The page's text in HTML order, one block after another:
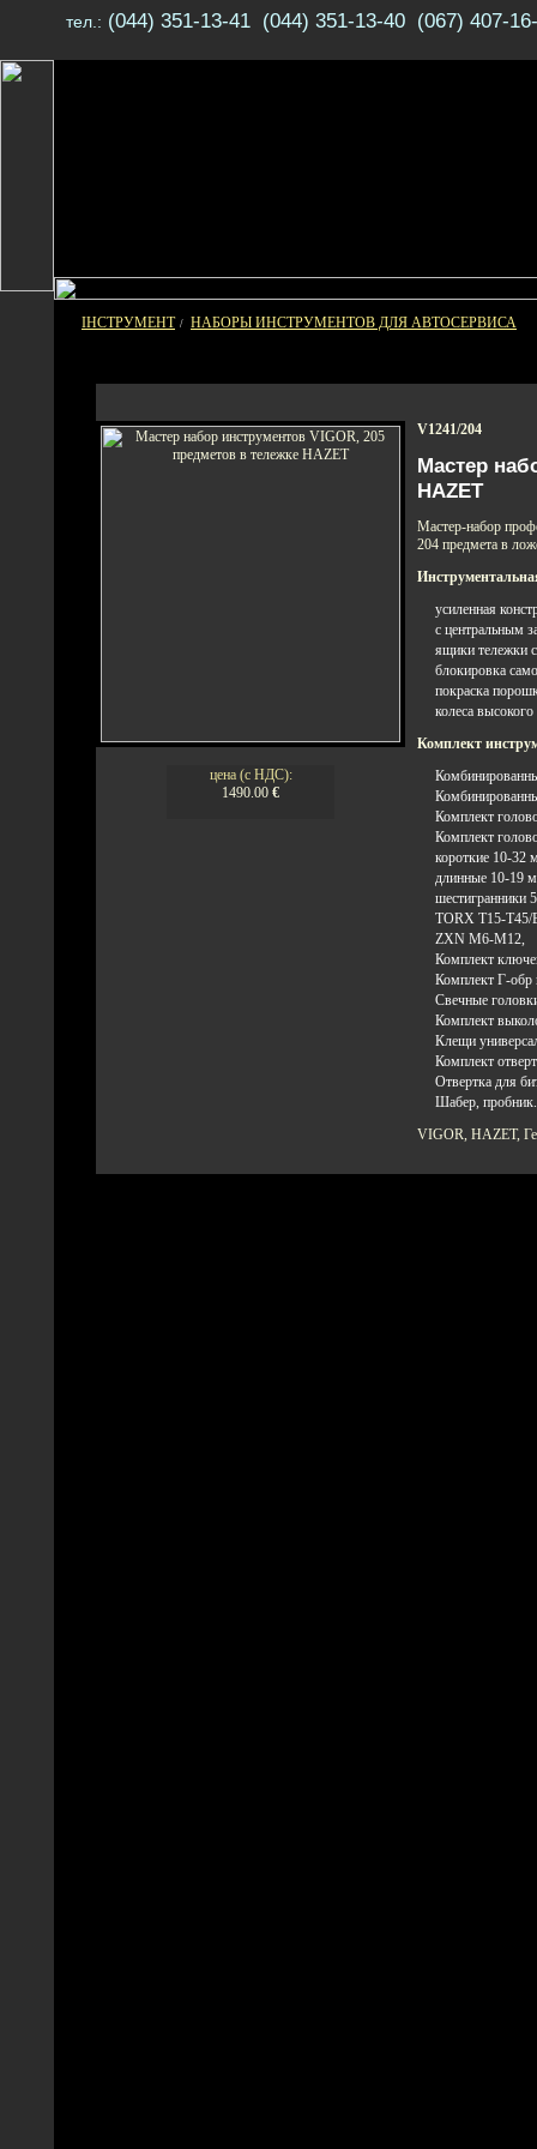
тел.: (044) 351-13-41 (044) 351-13-40 (067) 407-
ІНСТРУМЕНТ / НАБОРЫ ИНСТРУМЕНТОВ ДЛЯ АВТОСЕРВИСА
цена (с НДС):
1490.00 €
V1241/204
Мастер
HAZET
Мастер-набор
204 предмета в
усиленная
с центральным
ящики тележки
блокировка
покраска
колеса
Комплект
Комплект
Комплект
короткие 10-32
длинные 10-19
шестигранники
TORX T15-T45/
ZXN M6-M12,
Комплект
Комплект Г-
Свечные
Комплект
Клещи
Комплект
Отвертка для
Шабер, пробник.
VIGOR, HAZET,